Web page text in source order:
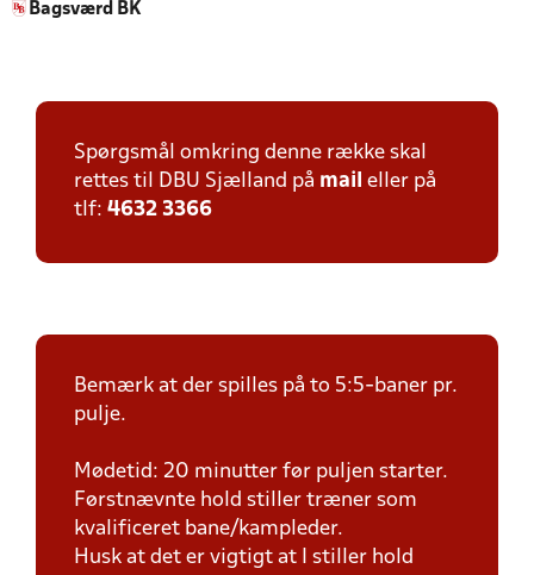
Bagsværd BK
Spørgsmål omkring denne række skal
rettes til DBU Sjælland på mail eller på
tlf: 4632 3366
Bemærk at der spilles på to 5:5-baner pr.
pulje.
Mødetid: 20 minutter før puljen starter.
Førstnævnte hold stiller træner som
kvalificeret bane/kampleder.
Husk at det er vigtigt at I stiller hold